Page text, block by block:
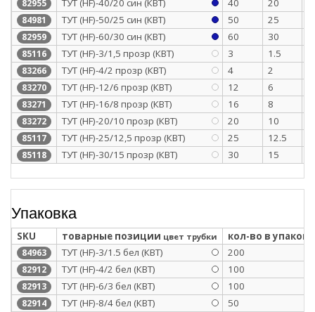
82955 ТУТ (HF)-40/20 син (КВТ) 40 20
84981 ТУТ (HF)-50/25 син (КВТ) 50 25
82959 ТУТ (HF)-60/30 син (КВТ) 60 30
85116 ТУТ (HF)-3/1,5 прозр (КВТ) 3 1.5
83266 ТУТ (HF)-4/2 прозр (КВТ) 4 2
83270 ТУТ (HF)-12/6 прозр (КВТ) 12 6
83271 ТУТ (HF)-16/8 прозр (КВТ) 16 8
83272 ТУТ (HF)-20/10 прозр (КВТ) 20 10
85117 ТУТ (HF)-25/12,5 прозр (КВТ) 25 12.5
85118 ТУТ (HF)-30/15 прозр (КВТ) 30 15
Упаковка
SKU товарные позиции цвет трубки кол-во в
84963 ТУТ (HF)-3/1.5 бел (КВТ) 200
82912 ТУТ (HF)-4/2 бел (КВТ) 100
82913 ТУТ (HF)-6/3 бел (КВТ) 100
82914 ТУТ (HF)-8/4 бел (КВТ) 50